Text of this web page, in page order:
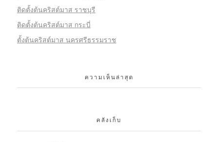
ติดตั้งต้นคริสต์มาส ราชบุรี
ติดตั้งต้นคริสต์มาส กระบี่
ตั้งต้นคริสต์มาส นครศรีธรรมราช
ความเห็นล่าสุด
คลังเก็บ